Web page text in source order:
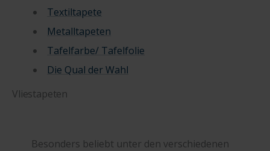
Textiltapete
Metalltapeten
Tafelfarbe/ Tafelfolie
Die Qual der Wahl
Vliestapeten
Besonders beliebt unter den verschiedenen